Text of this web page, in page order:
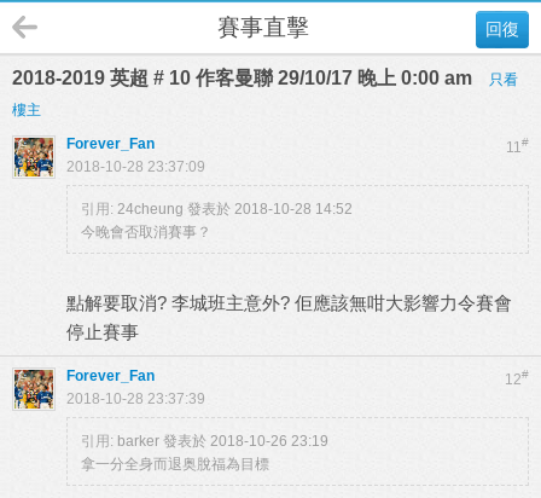
回復
賽事直擊
2018-2019 英超 # 10 作客曼聯 29/10/17 晚上 0:00 am
只看
樓主
11#
Forever_Fan
2018-10-28 23:37:09
引用: 24cheung 發表於 2018-10-28 14:52
今晚會否取消賽事？
點解要取消? 李城班主意外? 佢應該無咁大影響力令賽會
停止賽事
12#
Forever_Fan
2018-10-28 23:37:39
引用: barker 發表於 2018-10-26 23:19
拿一分全身而退奥脫福為目標